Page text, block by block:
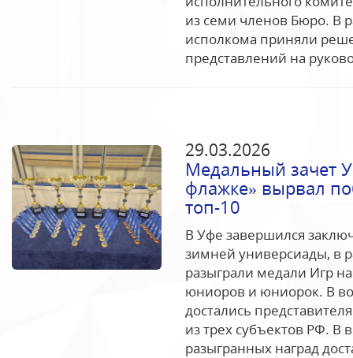
из семи членов Бюро. В
исполкома приняли
представлений на
29.03.2026
Медальный зачет
флажке» вырвал
топ-10
В Уфе завершился
зимней универсиады, в
разыграли медали Игр
юниоров и юниорок. В
достались
из трех субъектов РФ. В
разыгранных наград